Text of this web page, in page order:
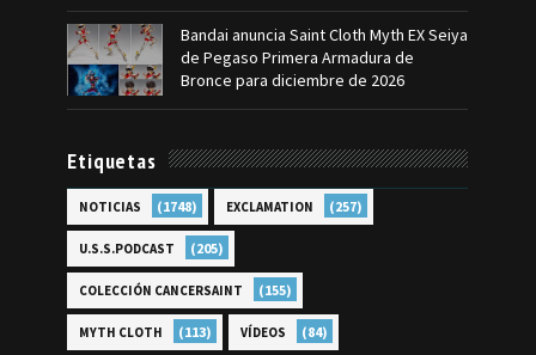
Bandai anuncia Saint Cloth Myth EX Seiya
de Pegaso Primera Armadura de
Bronce para diciembre de 2026
Etiquetas
NOTICIAS (1748) EXCLAMATION (257)
U.S.S.PODCAST (205)
COLECCIÓN CANCERSAINT (155)
MYTH CLOTH (113) VÍDEOS (84)